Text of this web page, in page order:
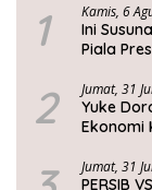
1 Kamis, 6
Ini
Piala
2 Jumat, 31
Yuke
Ekonomi
Jumat, 31
PERSIB